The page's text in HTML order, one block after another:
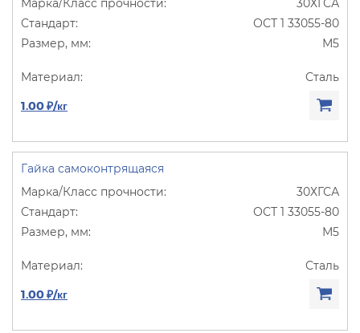
30ХГСА
ОСТ 1 33055-80
М5
Сталь
1.00 ₽/кг
Гайка самоконтрящаяся
30ХГСА
ОСТ 1 33055-80
М5
Сталь
1.00 ₽/кг